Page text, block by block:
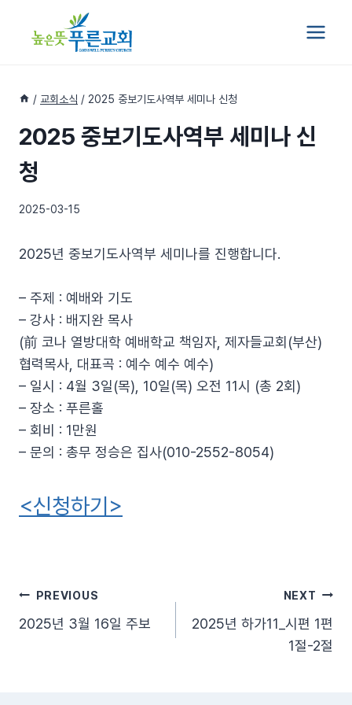
/ 교회소식 / 2025 중보기도사역부 세미나 신청
2025 중보기도사역부 세미나 신
청
2025-03-15
2025년 중보기도사역부 세미나를 진행합니다.
– 주제 : 예배와 기도
– 강사 : 배지완 목사
(前 코나 열방대학 예배학교 책임자, 제자들교회(부산)
협력목사, 대표곡 : 예수 예수 예수)
– 일시 : 4월 3일(목), 10일(목) 오전 11시 (총 2회)
– 장소 : 푸른홀
– 회비 : 1만원
– 문의 : 총무 정승은 집사(010-2552-8054)
<신청하기>
글PREVIOUS
2025년 3월 16일 주보
NEXT
2025년 하가11_시편 1편
1절-2절